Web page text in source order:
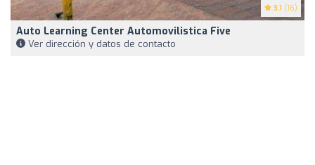
3.1 (16)
Auto Learning Center Automovilistica Five
Ver dirección y datos de contacto